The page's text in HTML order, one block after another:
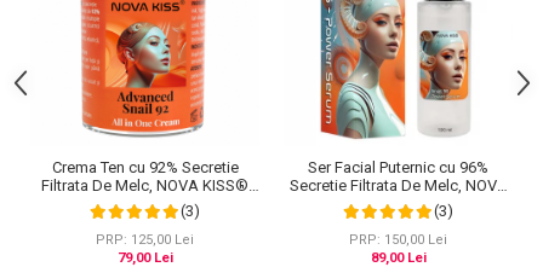
Crema Ten cu 92% Secretie
Filtrata De Melc, NOVA KISS®
Advanced Snail 92 All In One,
100 g
(3)
PRP: 125,00 Lei
79,00 Lei
Ser Facial Puternic cu 96%
Secretie Filtrata De Melc, NOVA
KISS® Snail 96 Power Serum,
100 ml
(3)
PRP: 150,00 Lei
89,00 Lei